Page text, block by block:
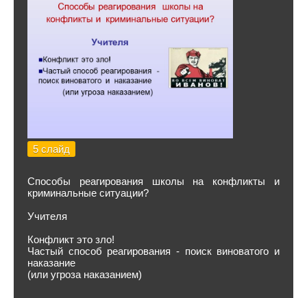
5 слайд
Способы реагирования школы на конфликты и
криминальные ситуации?
Учителя
Конфликт это зло!
Частый способ реагирования - поиск виноватого и
наказание
(или угроза наказанием)